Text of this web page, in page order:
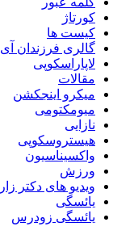
کورتاژ
کیست ها
گالری فرزندان
لاپاراسکوپی
مقالات
میکرو اینجکشن
میومکتومی
نازایی
هیستروسکوپی
واکسیناسیون
ورزش
ویدیو های دکتر
یائسگی
یائسگی زودرس